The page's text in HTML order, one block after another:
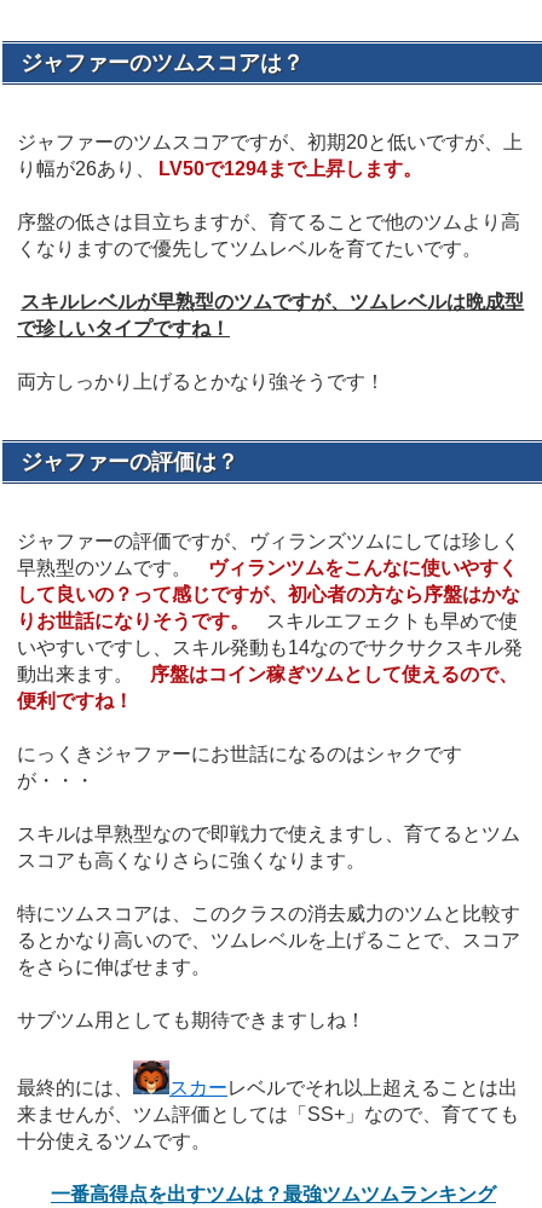
ジャファーのツムスコアは？
ジャファーのツムスコアですが、初期20と低いですが、上
り幅が26あり、
LV50で1294まで上昇します。
序盤の低さは目立ちますが、育てることで他のツムより高
くなりますので優先してツムレベルを育てたいです。
スキルレベルが早熟型のツムですが、ツムレベルは晩成型
で珍しいタイプですね！
両方しっかり上げるとかなり強そうです！
ジャファーの評価は？
ジャファーの評価ですが、ヴィランズツムにしては珍しく
早熟型のツムです。
ヴィランツムをこんなに使いやすく
して良いの？って感じですが、初心者の方なら序盤はかな
りお世話になりそうです。
スキルエフェクトも早めで使
いやすいですし、スキル発動も14なのでサクサクスキル発
動出来ます。
序盤はコイン稼ぎツムとして使えるので、
便利ですね！
にっくきジャファーにお世話になるのはシャクです
が・・・
スキルは早熟型なので即戦力で使えますし、育てるとツム
スコアも高くなりさらに強くなります。
特にツムスコアは、このクラスの消去威力のツムと比較す
るとかなり高いので、ツムレベルを上げることで、スコア
をさらに伸ばせます。
サブツム用としても期待できますしね！
最終的には、 スカーレベルでそれ以上超えることは出
来ませんが、ツム評価としては「SS+」なので、育てても
十分使えるツムです。
一番高得点を出すツムは？最強ツムツムランキング